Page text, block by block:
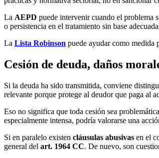
La AEPD puede intervenir cuando el problema
o persistencia en el tratamiento sin base
La Lista Robinson puede ayudar como medida
Cesión de deuda, daños
Si la deuda ha sido transmitida, conviene
relevante porque protege al deudor que paga al
Eso no significa que toda cesión sea
especialmente intensa, podría valorarse una
Si en paralelo existen cláusulas abusivas en el
general del art. 1964 CC. De nuevo, son